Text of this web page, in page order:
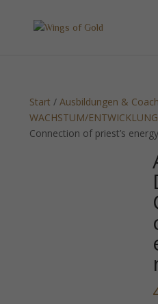
Start /Ausbildungen &
WACHSTUM/ENTWICKLUNG
Connection of priest’s